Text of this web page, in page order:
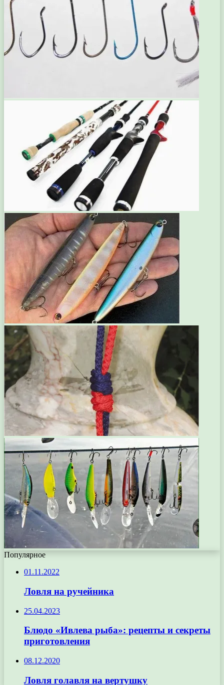
Популярное
01.11.2022
Ловля на ручейника
25.04.2023
Блюдо «Ивлева рыба»: рецепты и секреты
приготовления
08.12.2020
Ловля голавля на вертушку